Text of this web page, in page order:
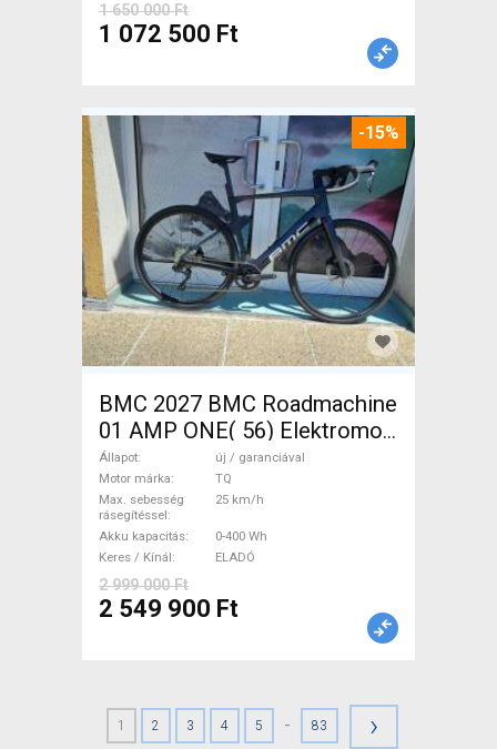
1 650 000 Ft
1 072 500 Ft
-15%
BMC 2027 BMC Roadmachine
01 AMP ONE( 56) Elektromos
Országúti / Gravel TQ új /
garanciával ELADÓ
Állapot
új / garanciával
Motor márka
TQ
Max. sebesség
rásegítéssel
25 km/h
Akku kapacitás
0-400 Wh
Keres / Kínál
ELADÓ
2 999 000 Ft
2 549 900 Ft
1 2 3 4 5 - 83 ›